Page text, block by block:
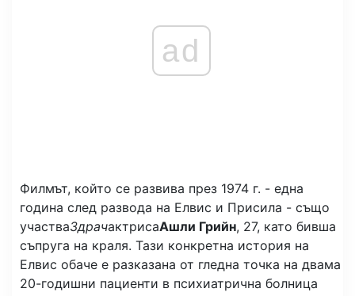
ad
Филмът, който се развива през 1974 г. - една
година след развода на Елвис и Присила - също
участваЗдрачактрисаАшли Грийн, 27, като бивша
съпруга на краля. Тази конкретна история на
Елвис обаче е разказана от гледна точка на двама
20-годишни пациенти в психиатрична болница